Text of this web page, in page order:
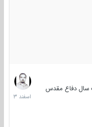
دفاع مقدس
20
اسفند
1403